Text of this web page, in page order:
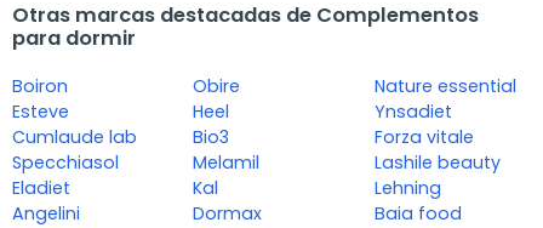
Otras marcas destacadas de Complementos
para dormir
Boiron
Esteve
Cumlaude lab
Specchiasol
Eladiet
Angelini
Obire
Heel
Bio3
Melamil
Kal
Dormax
Nature essential
Ynsadiet
Forza vitale
Lashile beauty
Lehning
Baia food